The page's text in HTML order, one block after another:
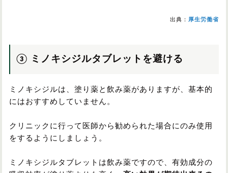
出典： 厚生労働省
③ ミノキシジルタブレットを避ける
ミノキシジルは、塗り薬と飲み薬がありますが、基本的
にはおすすめしていません。
クリニックに行って医師から勧められた場合にのみ使用
をするようにしましょう。
ミノキシジルタブレットは飲み薬ですので、有効成分の